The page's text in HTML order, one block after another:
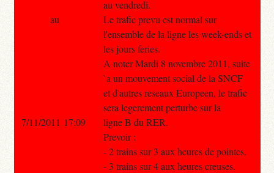
au vendredi.
Le trafic prevu est normal sur
l'ensemble de la ligne les week-ends et
les jours feries.
A noter Mardi 8 novembre 2011, suite
`a un mouvement social de la SNCF
et d'autres reseaux Europeen, le trafic
sera legerement perturbe sur la
ligne B du RER.
Prevoir :
- 2 trains sur 3 aux heures de pointes.
- 3 trains sur 4 aux heures creuses.
au
7/11/2011 17:09